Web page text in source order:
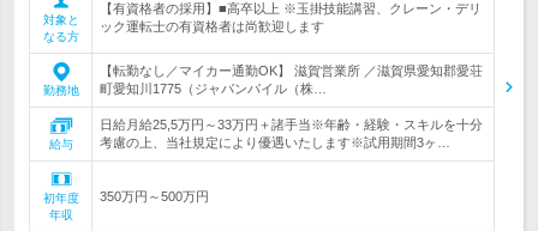
対象と
なる方
【有資格者の採用】■高卒以上 ※玉掛技能講習、クレーン・デリ
ック運転士の有資格者は尚歓迎します
勤務地
【転勤なし／マイカー通勤OK】 滋賀営業所 ／滋賀県愛知郡愛荘
町愛知川1775（ジャパンパイル（株…
給与
日給月給25,5万円～33万円＋諸手当※年齢・経験・スキルを十分
考慮の上、当社規定により優遇いたします※試用期間3ヶ…
初年度
年収
350万円～500万円